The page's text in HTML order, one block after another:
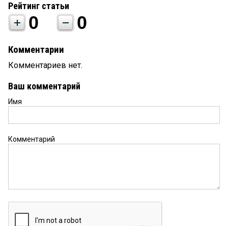
Рейтинг статьи
0 0
Комментарии
Комментариев нет.
Ваш комментарий
Имя
Комментарий